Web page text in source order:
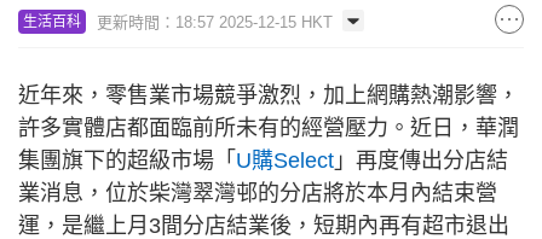
生活百科 更新時間：18:57 2025-12-15 HKT
近年來，零售業市場競爭激烈，加上網購熱潮影響，
許多實體店都面臨前所未有的經營壓力。近日，華潤
集團旗下的超級市場「 U購Select 」再度傳出分店結
業消息，位於柴灣翠灣邨的分店將於本月內結束營
運，是繼上月3間分店結業後，短期內再有超市退出